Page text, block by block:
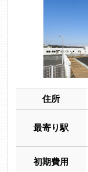
住所
最寄り駅
初期費用